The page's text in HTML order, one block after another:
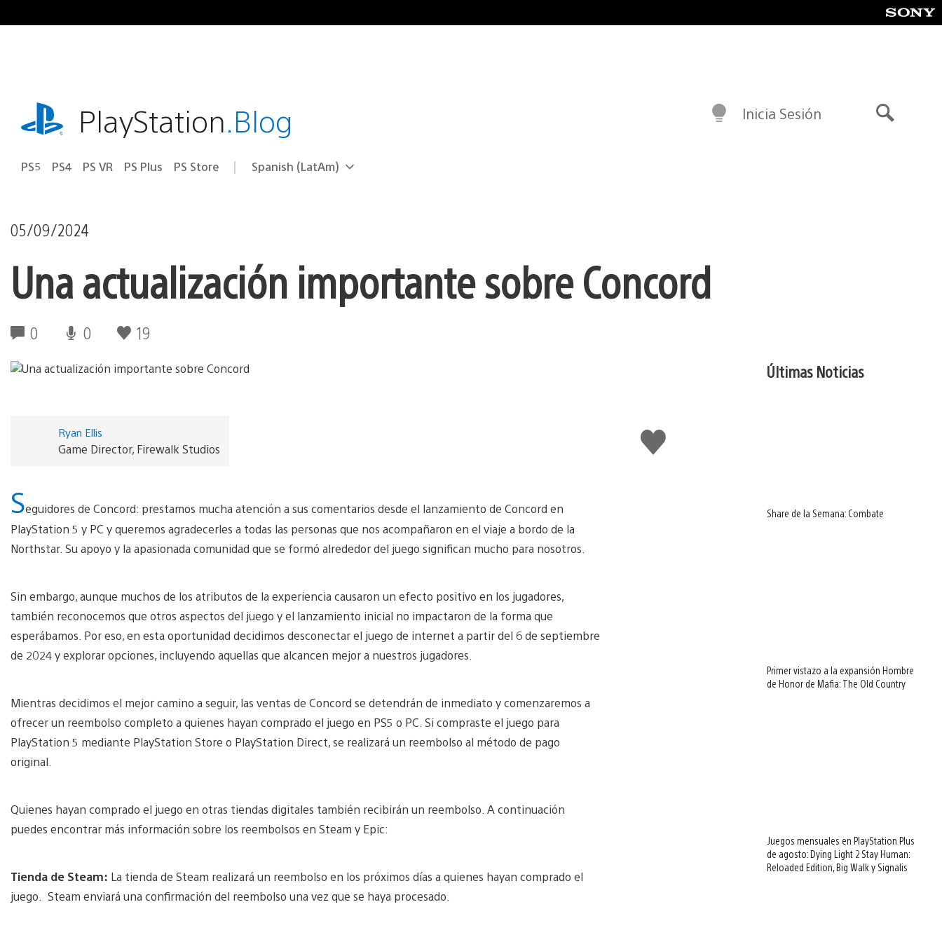
al
playstation.comPlayStation.Blog
PS5 PS4 PS VR PS Plus PS Store Elige
Región
Spanish (LatAm)
Inicia Sesión
05/09/2024
Una actualización importante sobre Concord
0 0 19
Me
gusta
Ryan Ellis
Game Director, Firewalk Studios
Seguidores de Concord: prestamos mucha atención a sus comentarios desde el lanzamiento de Concord en
PlayStation 5 y PC y queremos agradecerles a todas las personas que nos acompañaron en el viaje a bordo de la
Northstar. Su apoyo y la apasionada comunidad que se formó alrededor del juego significan mucho para nosotros.
Sin embargo, aunque muchos de los atributos de la experiencia causaron un efecto positivo en los jugadores,
también reconocemos que otros aspectos del juego y el lanzamiento inicial no impactaron de la forma que
esperábamos. Por eso, en esta oportunidad decidimos desconectar el juego de internet a partir del 6 de septiembre
de 2024 y explorar opciones, incluyendo aquellas que alcancen mejor a nuestros jugadores.
Mientras decidimos el mejor camino a seguir, las ventas de Concord se detendrán de inmediato y comenzaremos a
ofrecer un reembolso completo a quienes hayan comprado el juego en PS5 o PC. Si compraste el juego para
PlayStation 5 mediante PlayStation Store o PlayStation Direct, se realizará un reembolso al método de pago
original.
Quienes hayan comprado el juego en otras tiendas digitales también recibirán un reembolso. A continuación
puedes encontrar más información sobre los reembolsos en Steam y Epic:
Tienda de Steam: La tienda de Steam realizará un reembolso en los próximos días a quienes hayan comprado el
juego. Steam enviará una confirmación del reembolso una vez que se haya procesado.
Últimas Noticias
Share de la Semana: Combate
Primer vistazo a la expansión Hombre
de Honor de Mafia: The Old Country
Juegos mensuales en PlayStation Plus
de agosto: Dying Light 2 Stay Human:
Reloaded Edition, Big Walk y Signalis